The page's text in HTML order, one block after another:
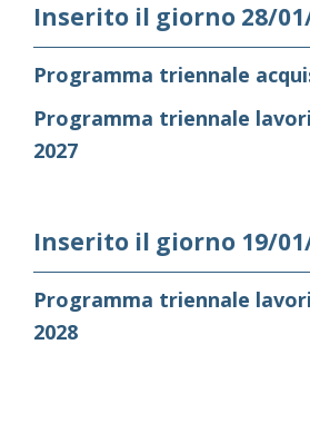
Inserito il giorno 28/
Programma triennale
Programma triennale
2027
Inserito il giorno 19/
Programma triennale
2028